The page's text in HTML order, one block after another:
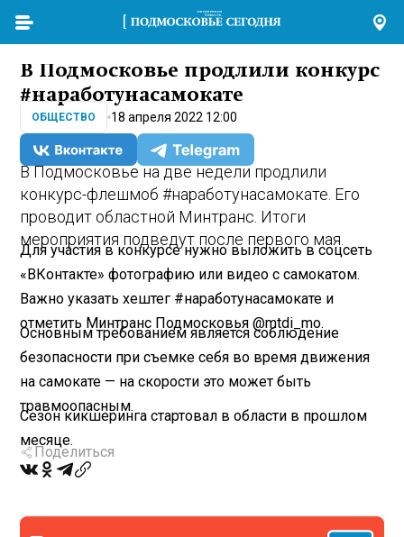
В Подмосковье продлили конкурс
#наработунасамокате
ОБЩЕСТВО 18 апреля 2022 12:00
В Подмосковье на две недели продлили
конкурс-флешмоб #наработунасамокате. Его
проводит областной Минтранс. Итоги
мероприятия подведут после первого мая.
Для участия в конкурсе нужно выложить в соцсеть
«ВКонтакте» фотографию или видео с самокатом.
Важно указать хештег #наработунасамокате и
отметить Минтранс Подмосковья @mtdi_mo.
Основным требованием является соблюдение
безопасности при съемке себя во время движения
на самокате — на скорости это может быть
травмоопасным.
Сезон кикшеринга стартовал в области в прошлом
месяце.
Поделиться